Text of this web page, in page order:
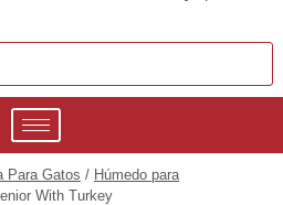
Para Gatos / Húmedo para
With Turkey